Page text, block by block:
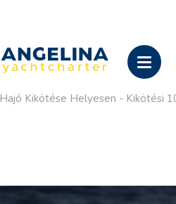
Hajó Kikötése Helyesen - Kikötési